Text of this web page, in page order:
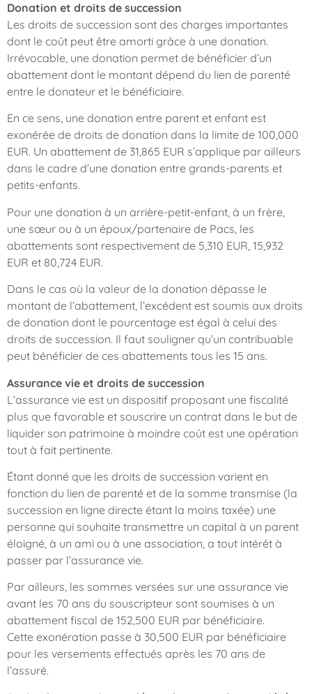
Donation et droits de succession
Les droits de succession sont des charges importantes
dont le coût peut être amorti grâce à une donation.
Irrévocable, une donation permet de bénéficier d’un
abattement dont le montant dépend du lien de parenté
entre le donateur et le bénéficiaire.
En ce sens, une donation entre parent et enfant est
exonérée de droits de donation dans la limite de 100,000
EUR. Un abattement de 31,865 EUR s’applique par ailleurs
dans le cadre d’une donation entre grands-parents et
petits-enfants.
Pour une donation à un arrière-petit-enfant, à un frère,
une sœur ou à un époux/partenaire de Pacs, les
abattements sont respectivement de 5,310 EUR, 15,932
EUR et 80,724 EUR.
Dans le cas où la valeur de la donation dépasse le
montant de l’abattement, l’excédent est soumis aux droits
de donation dont le pourcentage est égal à celui des
droits de succession. Il faut souligner qu’un contribuable
peut bénéficier de ces abattements tous les 15 ans.
Assurance vie et droits de succession
L’assurance vie est un dispositif proposant une fiscalité
plus que favorable et souscrire un contrat dans le but de
liquider son patrimoine à moindre coût est une opération
tout à fait pertinente.
Étant donné que les droits de succession varient en
fonction du lien de parenté et de la somme transmise (la
succession en ligne directe étant la moins taxée) une
personne qui souhaite transmettre un capital à un parent
éloigné, à un ami ou à une association, a tout intérêt à
passer par l’assurance vie.
Par ailleurs, les sommes versées sur une assurance vie
avant les 70 ans du souscripteur sont soumises à un
abattement fiscal de 152,500 EUR par bénéficiaire.
Cette exonération passe à 30,500 EUR par bénéficiaire
pour les versements effectués après les 70 ans de
l’assuré.